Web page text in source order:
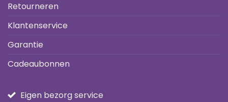
Retourneren
Klantenservice
Garantie
Cadeaubonnen
Eigen bezorg service